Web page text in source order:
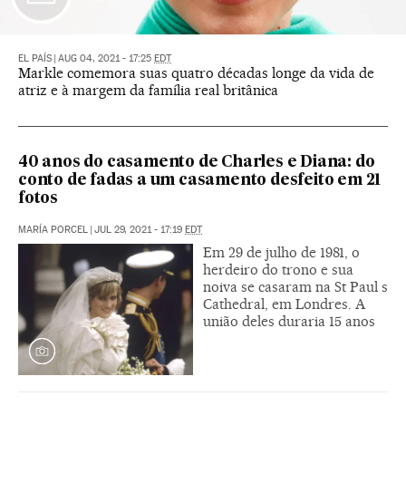
EL PAÍS AUG 04, 2021 - 17:25 EDT
Markle comemora suas quatro décadas longe da vida de
atriz e à margem da família real britânica
40 anos do casamento de Charles e Diana: do
conto de fadas a um casamento desfeito em 21
fotos
MARÍA PORCEL JUL 29, 2021 - 17:19 EDT
Em 29 de julho de 1981, o
herdeiro do trono e sua
noiva se casaram na St Paul s
Cathedral, em Londres. A
união deles duraria 15 anos